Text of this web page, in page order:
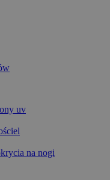
uv
na nogi